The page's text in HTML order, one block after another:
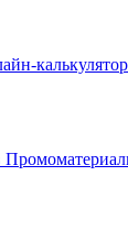
калькулятор